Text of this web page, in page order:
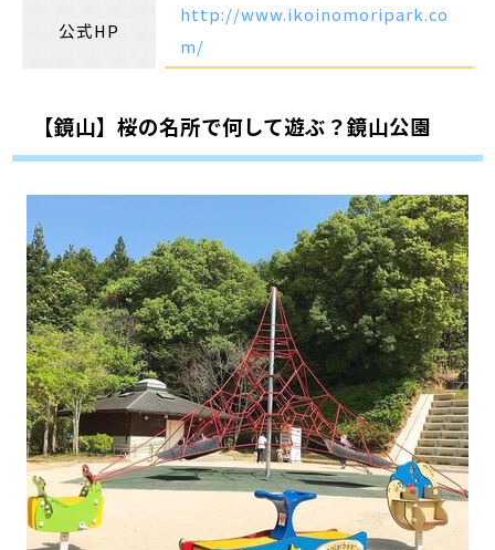
公式HP
http://www.ikoinomoripark.co
m/
【鏡山】桜の名所で何して遊ぶ？鏡山公園